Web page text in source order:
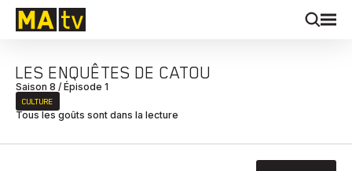
LES ENQUÊTES DE CATOU
Saison 8 / Épisode 1
CULTURE
Tous les goûts sont dans la lecture